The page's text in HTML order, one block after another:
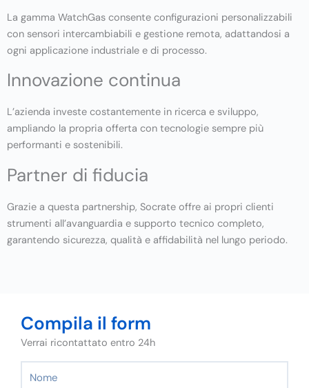
La gamma WatchGas consente configurazioni personalizzabili
con sensori intercambiabili e gestione remota, adattandosi a
ogni applicazione industriale e di processo.
Innovazione continua
L’azienda investe costantemente in ricerca e sviluppo,
ampliando la propria offerta con tecnologie sempre più
performanti e sostenibili.
Partner di fiducia
Grazie a questa partnership, Socrate offre ai propri clienti
strumenti all’avanguardia e supporto tecnico completo,
garantendo sicurezza, qualità e affidabilità nel lungo periodo.
Compila il form
Verrai ricontattato entro 24h